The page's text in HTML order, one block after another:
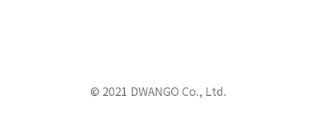
© 2021 DWANGO Co., Ltd.